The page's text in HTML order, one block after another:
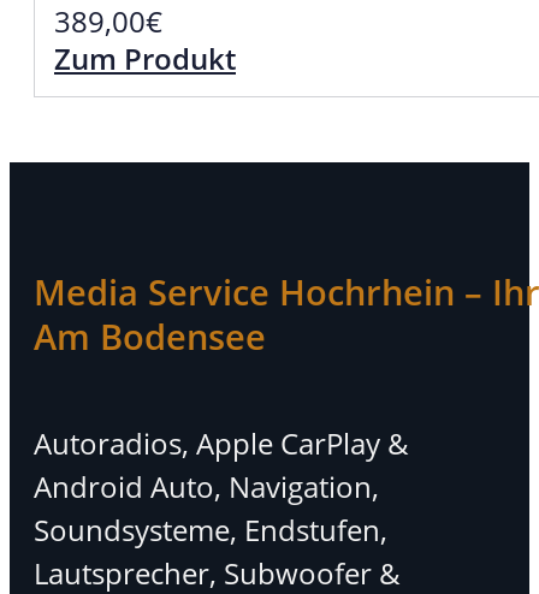
389,00€
Zum Produkt
Media Service Hochrhein –
Am Bodensee
Autoradios, Apple CarPlay &
Android Auto, Navigation,
Soundsysteme, Endstufen,
Lautsprecher, Subwoofer &